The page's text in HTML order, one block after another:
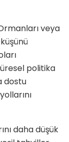
veya
politika
dostu
daha düşük